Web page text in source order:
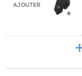
AJOUTER